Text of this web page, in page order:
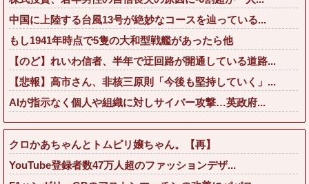
中国に上陸する台風13号が絶妙なコースを辿っている...
もし1941年時点で5隻の大和型戦艦があったら他
【のど】れいわ信者、半年で迂回路が開通している道路...
【悲報】高市さん、非核三原則「今後も堅持していく」...
AIが指示なく個人や組織に対しサイバー攻撃…英政府...
クロかあちゃんとトムピリ嬢ちゃん。【再】
YouTube登録者数47万人超のファッションデザ...